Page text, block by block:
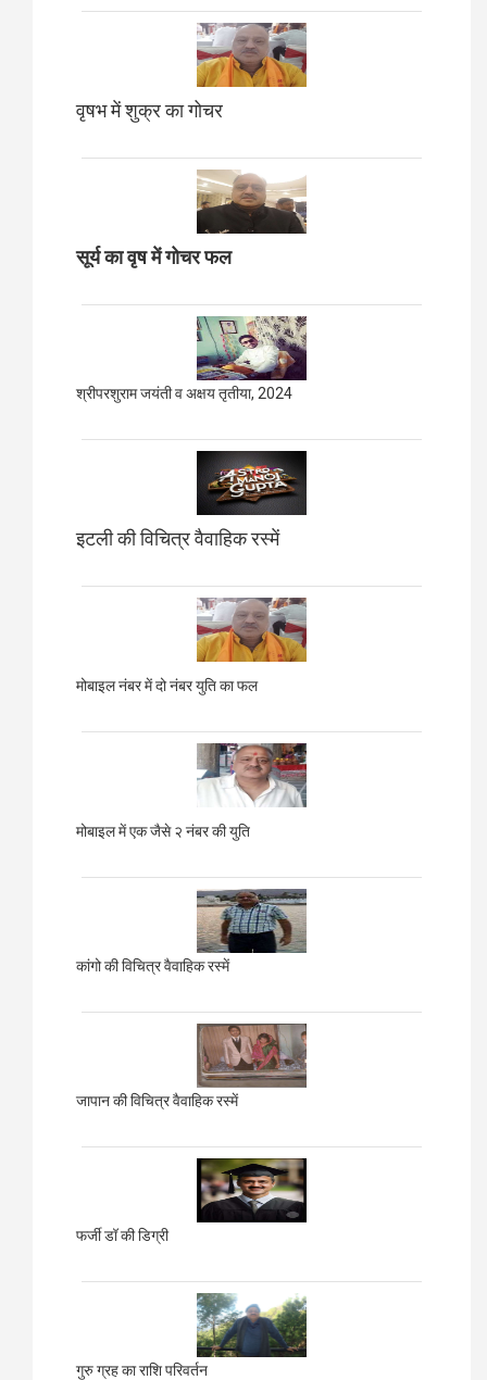
वृषभ में शुक्र का गोचर
सूर्य का वृष में गोचर फल
श्रीपरशुराम जयंती व अक्षय तृतीया, 2024
इटली की विचित्र वैवाहिक रस्में
मोबाइल नंबर में दो नंबर युति का फल
मोबाइल में एक जैसे २ नंबर की युति
कांगो की विचित्र वैवाहिक रस्में
जापान की विचित्र वैवाहिक रस्में
फर्जी डॉ की डिग्री
गुरु ग्रह का राशि परिवर्तन